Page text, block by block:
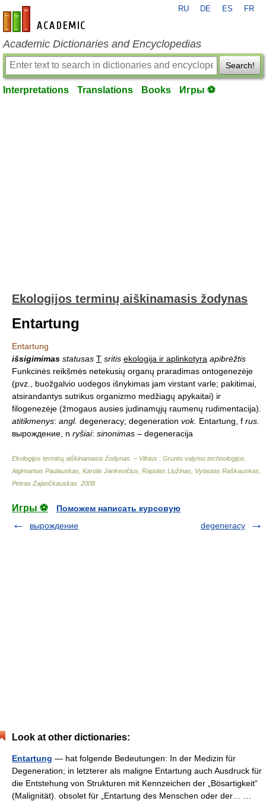
en-academic.com
RU DE ES FR
Academic Dictionaries and Encyclopedias
Search!
Interpretations Translations Books Игры ⚽
Ekologijos terminų aiškinamasis žodynas
Entartung
Entartung
išsigimimas statusas T sritis ekologija ir aplinkotyra apibrėžtis
Funkcinės reikšmės netekusių organų praradimas ontogenezėje
(pvz., buožgalvio uodegos išnykimas jam virstant varle; pakitimai,
atsirandantys sutrikus organizmo medžiagų apykaitai) ir
filogenezėje (žmogaus ausies judinamųjų raumenų rudimentacija).
atitikmenys: angl. degeneracy; degeneration vok. Entartung, f rus.
вырождение, n ryšiai: sinonimas – degeneracija
Ekologijos terminų aiškinamasis žodynas. – Vilnius : Grunto valymo technologijos
Algimantas Paulauskas, Karolis Jankevičius, Rapolas Liužinas, Vytautas Raškauskas,
Petras Zajančkauskas 2008
Игры ⚽
Поможем написать курсовую
вырождение
degeneracy
Look at other dictionaries:
Entartung — hat folgende Bedeutungen: In der Medizin für
Degeneration; in letzterer als maligne Entartung auch Ausdruck für
die Entstehung von Strukturen mit Kennzeichen der „Bösartigkeit“
(Malignität). obsolet für „Entartung des Menschen oder der… …